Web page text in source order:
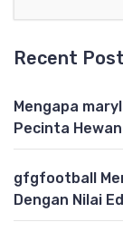
Recent
Mengapa
Pecinta Hewan
gfgfootball
Dengan Nilai